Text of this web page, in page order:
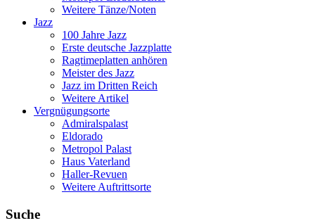
Weitere Tänze/Noten
Jazz
100 Jahre Jazz
Erste deutsche Jazzplatte
Ragtimeplatten anhören
Meister des Jazz
Jazz im Dritten Reich
Weitere Artikel
Vergnügungsorte
Admiralspalast
Eldorado
Metropol Palast
Haus Vaterland
Haller-Revuen
Weitere Auftrittsorte
Suche